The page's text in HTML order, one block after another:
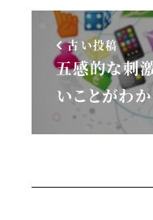
古い投稿
五感的な刺
いことがわ